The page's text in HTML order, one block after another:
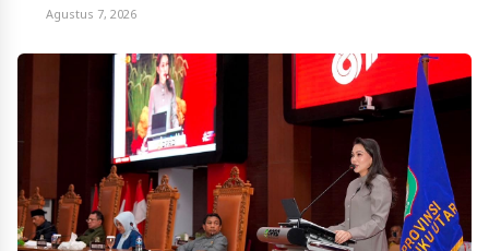
Agustus 7, 2026